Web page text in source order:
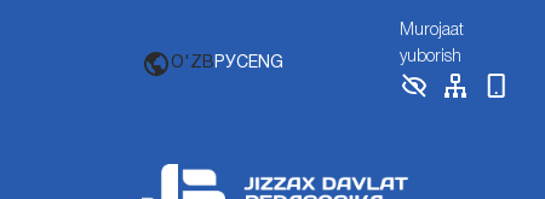
O'ZB РУСENG
Murojaat
yuborish